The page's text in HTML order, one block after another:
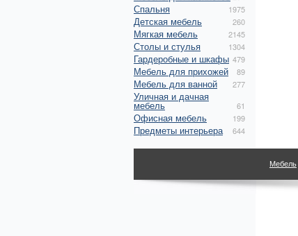
Спальня 1975
Детская мебель 260
Мягкая мебель 2145
Столы и стулья 1304
Гардеробные и шкафы 479
Мебель для прихожей 89
Мебель для ванной 277
Уличная и дачная
мебель 61
Офисная мебель 199
Предметы интерьера 644
Мебель